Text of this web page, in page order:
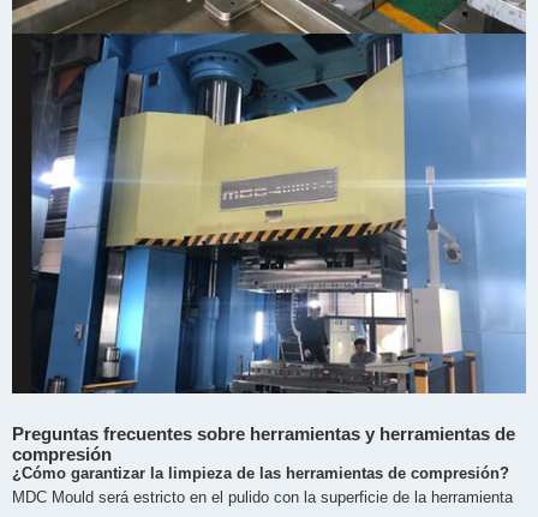
Preguntas frecuentes sobre herramientas y herramientas de
compresión
¿Cómo garantizar la limpieza de las herramientas de compresión?
MDC Mould será estricto en el pulido con la superficie de la herramienta